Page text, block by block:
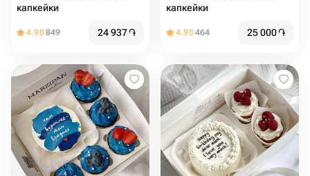
капкейки
4.90849 24 937֏
капкейки
4.95464 25 000֏